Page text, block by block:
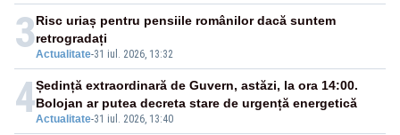
3Actualitate-31 iul. 2026, 13:32
Risc uriaș pentru pensiile românilor dacă suntem
retrogradați
4Actualitate-31 iul. 2026, 13:40
Ședință extraordinară de Guvern, astăzi, la ora 14:00.
Bolojan ar putea decreta stare de urgență energetică